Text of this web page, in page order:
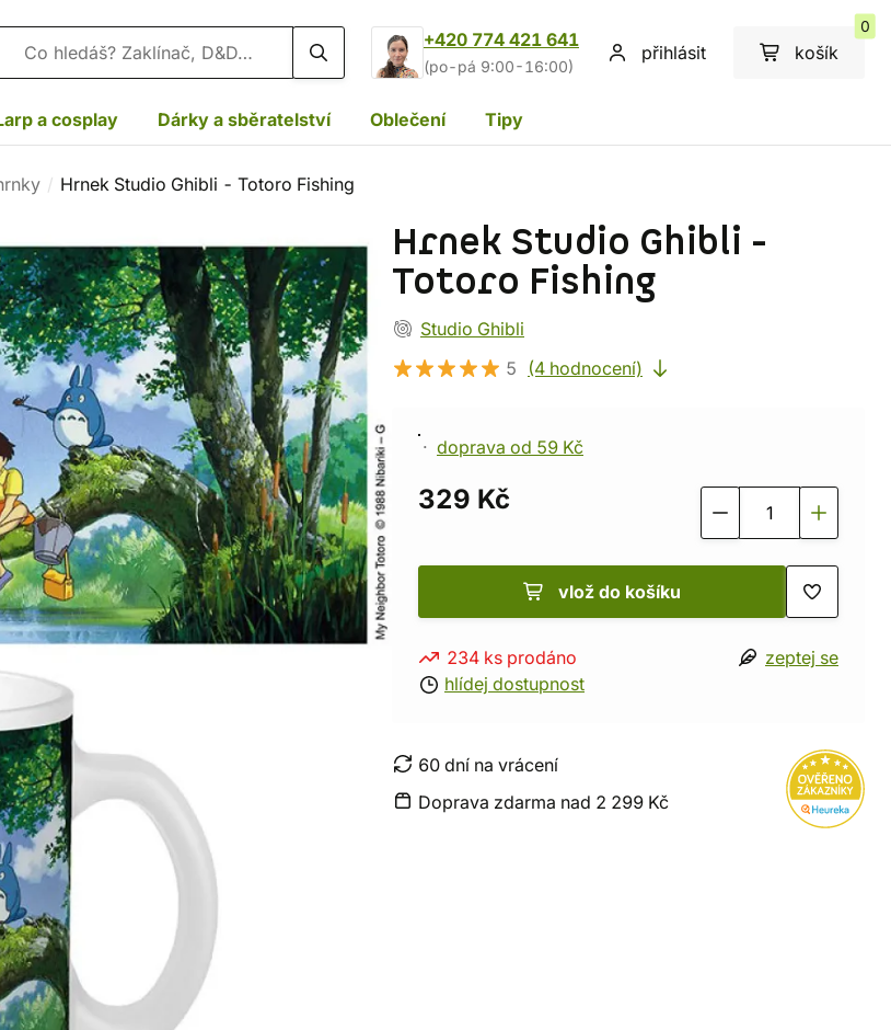
Vyhledávání
+420 774 421 641
(po-pá 9:00-16:00)
přihlásit košík
0
a cosplay Dárky a sběratelství Oblečení Tipy
Hrnek Studio Ghibli - Totoro Fishing
Hrnek Studio Ghibli -
Totoro Fishing
Studio Ghibli
5
(4 hodnocení)
doprava od 59 Kč
329 Kč
vlož do košíku
234 ks prodáno
hlídej dostupnost
zeptej se
60 dní na vrácení
Doprava zdarma nad 2 299 Kč